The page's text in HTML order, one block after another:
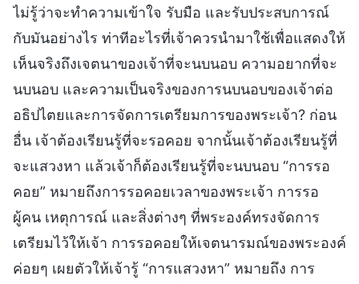
ไม่รู้ว่าจะทำความเข้าใจ รับมือ และรับประสบการณ์
กับมันอย่างไร ท่าทีอะไรที่เจ้าควรนำมาใช้เพื่อแสดงให้
เห็นจริงถึงเจตนาของเจ้าที่จะนบนอบ ความอยากที่จะ
นบนอบ และความเป็นจริงของการนบนอบของเจ้าต่อ
อธิปไตยและการจัดการเตรียมการของพระเจ้า? ก่อน
อื่น เจ้าต้องเรียนรู้ที่จะรอคอย จากนั้นเจ้าต้องเรียนรู้ที่
จะแสวงหา แล้วเจ้าก็ต้องเรียนรู้ที่จะนบนอบ “การรอ
คอย” หมายถึงการรอคอยเวลาของพระเจ้า การรอ
ผู้คน เหตุการณ์ และสิ่งต่างๆ ที่พระองค์ทรงจัดการ
เตรียมไว้ให้เจ้า การรอคอยให้เจตนารมณ์ของพระองค์
ค่อยๆ เผยตัวให้เจ้ารู้ “การแสวงหา” หมายถึง การ